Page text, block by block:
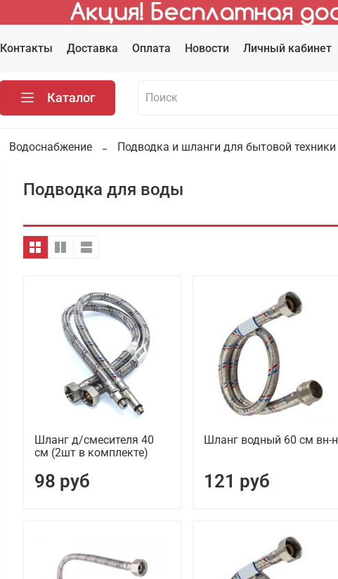
Контакты Доставка Оплата Новости Личный кабинет
Каталог
Водоснабжение Подводка и шланги для бытовой техники
Подводка для воды
Шланг д/смесителя 40
см (2шт в комплекте)
98 руб
Шланг водный 60 см вн-н
121 руб